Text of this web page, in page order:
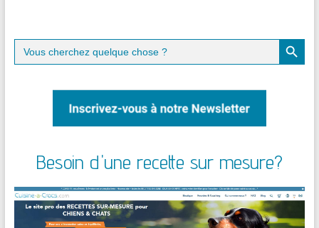
Search
for:
Search Button
Besoin d'une recette sur mesure?